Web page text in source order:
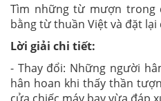
Tìm những từ mượn trong
bằng từ thuần Việt và đặt lại
Lời giải chi tiết:
- Thay đổi: Những người
hân hoan khi thấy thần